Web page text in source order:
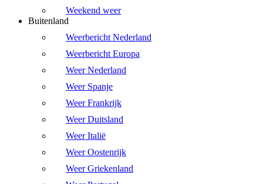
Weekend weer
Buitenland
Weerbericht Nederland
Weerbericht Europa
Weer Nederland
Weer Spanje
Weer Frankrijk
Weer Duitsland
Weer Italië
Weer Oostenrijk
Weer Griekenland